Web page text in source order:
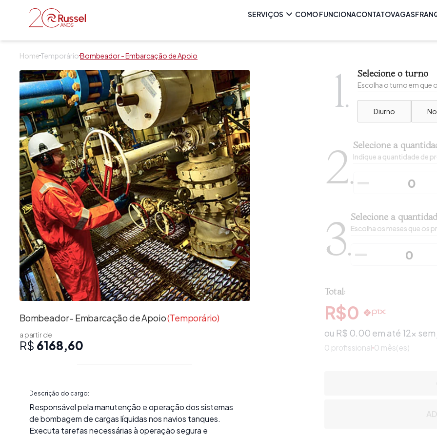
Russel Serviços SERVIÇOS COMO FUNCIONACONTATOVAGAS
Home TemporárioBombeador - Embarcação de Apoio
Bombeador - Embarcação de Apoio(Temporário)
a partir de
R$ 6168,60
Descrição do cargo:
Responsável pela manutenção e operação dos sistemas
de bombagem de cargas líquidas nos navios tanques.
Executa tarefas necessárias à operação segura e
1. Selecione o turno
Escolha o turno em que
Diurno
2.Selecione a
Indique a quantidade de
3.Selecione a
Escolha os meses que os
Total:
R$0
ou R$ 0.00 em até 12x
0 profissional 0 mês(es)